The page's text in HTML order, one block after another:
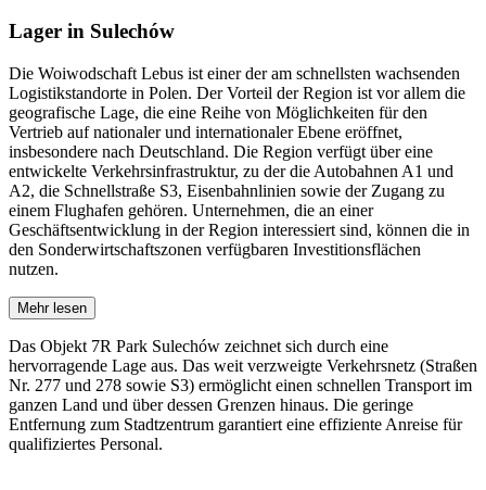
Lager in Sulechów
Die Woiwodschaft Lebus ist einer der am schnellsten wachsenden
Logistikstandorte in Polen. Der Vorteil der Region ist vor allem die
geografische Lage, die eine Reihe von Möglichkeiten für den
Vertrieb auf nationaler und internationaler Ebene eröffnet,
insbesondere nach Deutschland. Die Region verfügt über eine
entwickelte Verkehrsinfrastruktur, zu der die Autobahnen A1 und
A2, die Schnellstraße S3, Eisenbahnlinien sowie der Zugang zu
einem Flughafen gehören. Unternehmen, die an einer
Geschäftsentwicklung in der Region interessiert sind, können die in
den Sonderwirtschaftszonen verfügbaren Investitionsflächen
nutzen.
Mehr lesen
Das Objekt 7R Park Sulechów zeichnet sich durch eine
hervorragende Lage aus. Das weit verzweigte Verkehrsnetz (Straßen
Nr. 277 und 278 sowie S3) ermöglicht einen schnellen Transport im
ganzen Land und über dessen Grenzen hinaus. Die geringe
Entfernung zum Stadtzentrum garantiert eine effiziente Anreise für
qualifiziertes Personal.